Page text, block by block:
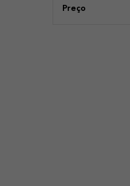
Preço